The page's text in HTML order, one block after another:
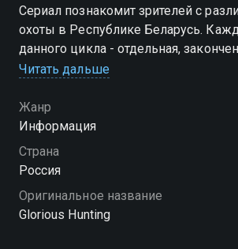
Сериал познакомит зрителей с
охоты в Республике Беларусь.
данного цикла - отдельная,
на первый план выводятся эмоции
Читать дальше
Жанр
Информация
Страна
Россия
Оригинальное название
Glorious Hunting